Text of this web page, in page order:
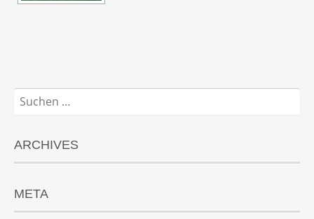
Suchen
nach:
ARCHIVES
META